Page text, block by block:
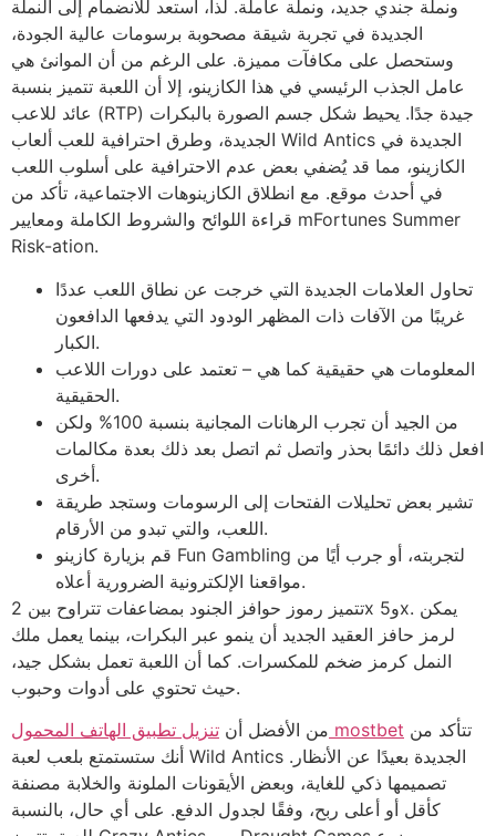
ونملة جندي جديد، ونملة عاملة. لذا، استعد للانضمام إلى النملة
الجديدة في تجربة شيقة مصحوبة برسومات عالية الجودة،
وستحصل على مكافآت مميزة. على الرغم من أن الموانئ هي
عامل الجذب الرئيسي في هذا الكازينو، إلا أن اللعبة تتميز بنسبة
عائد للاعب (RTP) جيدة جدًا. يحيط شكل جسم الصورة بالبكرات
الجديدة، وطرق احترافية للعب ألعاب Wild Antics الجديدة في
الكازينو، مما قد يُضفي بعض عدم الاحترافية على أسلوب اللعب
في أحدث موقع. مع انطلاق الكازينوهات الاجتماعية، تأكد من
قراءة اللوائح والشروط الكاملة ومعايير mFortunes Summer
Risk-ation.
تحاول العلامات الجديدة التي خرجت عن نطاق اللعب عددًا
غريبًا من الآفات ذات المظهر الودود التي يدفعها الدافعون
الكبار.
المعلومات هي حقيقية كما هي – تعتمد على دورات اللاعب
الحقيقية.
من الجيد أن تجرب الرهانات المجانية بنسبة 100% ولكن
افعل ذلك دائمًا بحذر واتصل ثم اتصل بعد ذلك بعدة مكالمات
أخرى.
تشير بعض تحليلات الفتحات إلى الرسومات وستجد طريقة
اللعب، والتي تبدو من الأرقام.
قم بزيارة كازينو Fun Gambling لتجربته، أو جرب أيًا من
مواقعنا الإلكترونية الضرورية أعلاه.
تتميز رموز حوافز الجنود بمضاعفات تتراوح بين 2x و5x. يمكن
لرمز حافز العقيد الجديد أن ينمو عبر البكرات، بينما يعمل ملك
النمل كرمز ضخم للمكسرات. كما أن اللعبة تعمل بشكل جيد،
حيث تحتوي على أدوات وحبوب.
من الأفضل أن تنزيل تطبيق الهاتف المحمول mostbet
أنك ستستمتع بلعب لعبة Wild Antics الجديدة بعيدًا عن الأنظار.
تصميمها ذكي للغاية، وبعض الأيقونات الملونة والخلابة مصنفة
كأقل أو أعلى ربح، وفقًا لجدول الدفع. على أي حال، بالنسبة